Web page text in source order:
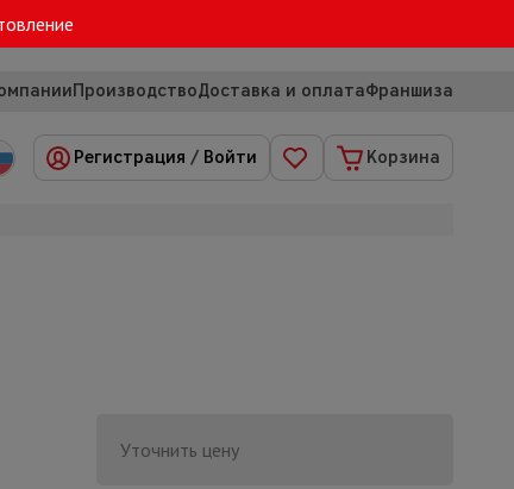
ПроизводствоДоставка и оплатаФраншиза
Регистрация / Войти Корзина
Уточнить цену